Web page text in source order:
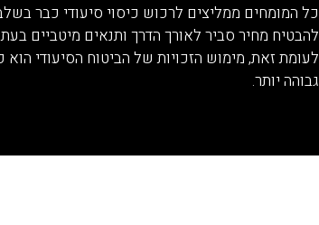
כל המומחים ממליצים לרכוש כיסוי סיעודי כבר
להבטיח מחיר סביר לאורך הדרך ותנאים מיטביים
לעומת זאת, מימוש הזכויות של הביטוח הסיעודי הוא
גבוהה יותר.